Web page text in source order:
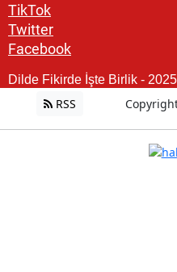
TikTok
Twitter
Facebook
Dilde Fikirde İşte Birlik - 2025
RSS